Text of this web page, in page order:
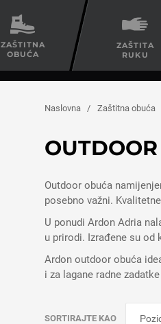
ZAŠTITNA
OBUĆA
ZAŠTITA
RUKU
Naslovna / Zaštitna obuća
Outdoor obuća
posebno važni.
U ponudi Ardon Adria
u prirodi. Izrađene su
Ardon outdoor obuća
i za lagane radne
SORTIRAJTE KAO